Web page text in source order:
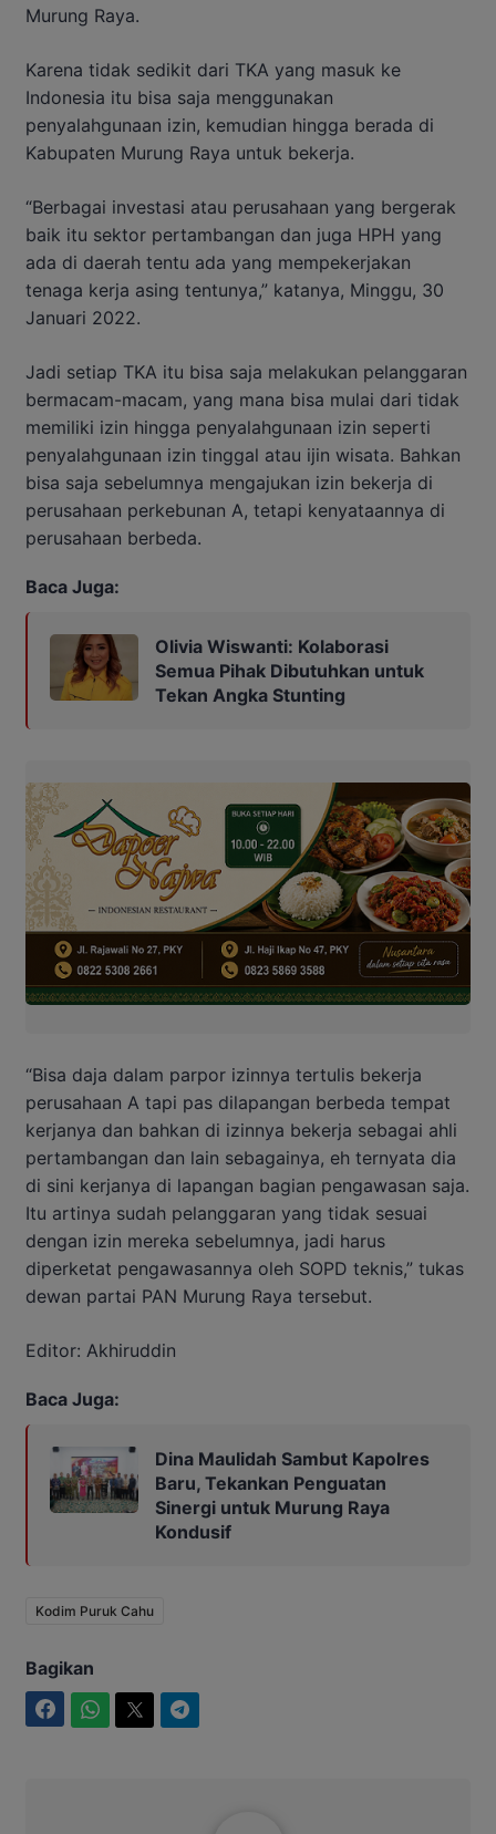
Murung Raya.
Karena tidak sedikit dari TKA yang masuk ke
Indonesia itu bisa saja menggunakan
penyalahgunaan izin, kemudian hingga berada di
Kabupaten Murung Raya untuk bekerja.
“Berbagai investasi atau perusahaan yang bergerak
baik itu sektor pertambangan dan juga HPH yang
ada di daerah tentu ada yang mempekerjakan
tenaga kerja asing tentunya,” katanya, Minggu, 30
Januari 2022.
Jadi setiap TKA itu bisa saja melakukan pelanggaran
bermacam-macam, yang mana bisa mulai dari tidak
memiliki izin hingga penyalahgunaan izin seperti
penyalahgunaan izin tinggal atau ijin wisata. Bahkan
bisa saja sebelumnya mengajukan izin bekerja di
perusahaan perkebunan A, tetapi kenyataannya di
perusahaan berbeda.
Baca Juga:
Olivia Wiswanti: Kolaborasi
Semua Pihak Dibutuhkan untuk
Tekan Angka Stunting
“Bisa daja dalam parpor izinnya tertulis bekerja
perusahaan A tapi pas dilapangan berbeda tempat
kerjanya dan bahkan di izinnya bekerja sebagai ahli
pertambangan dan lain sebagainya, eh ternyata dia
di sini kerjanya di lapangan bagian pengawasan saja.
Itu artinya sudah pelanggaran yang tidak sesuai
dengan izin mereka sebelumnya, jadi harus
diperketat pengawasannya oleh SOPD teknis,” tukas
dewan partai PAN Murung Raya tersebut.
Editor: Akhiruddin
Baca Juga:
Dina Maulidah Sambut Kapolres
Baru, Tekankan Penguatan
Sinergi untuk Murung Raya
Kondusif
Kodim Puruk Cahu
Bagikan